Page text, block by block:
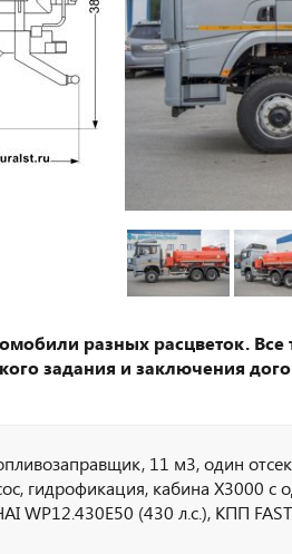
разных расцветок.
задания и заключения
11 м3, один
гидрофикация, кабина Х3000 с
WP12.430E50 (430 л.с.), КПП